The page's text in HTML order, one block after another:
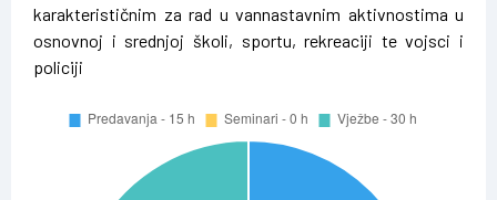
karakterističnim za rad u vannastavnim aktivnostima u
osnovnoj i srednjoj školi, sportu, rekreaciji te vojsci i
policiji